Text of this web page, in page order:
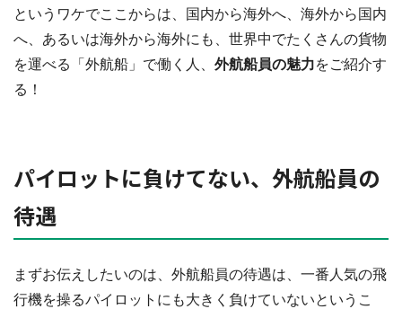
というワケでここからは、国内から海外へ、海外から国内
へ、あるいは海外から海外にも、世界中でたくさんの貨物
を運べる「外航船」で働く人、 外航船員の魅力をご紹介す
る！
パイロットに負けてない、外航船員の
待遇
まずお伝えしたいのは、外航船員の待遇は、一番人気の飛
行機を操るパイロットにも大きく負けていないというこ